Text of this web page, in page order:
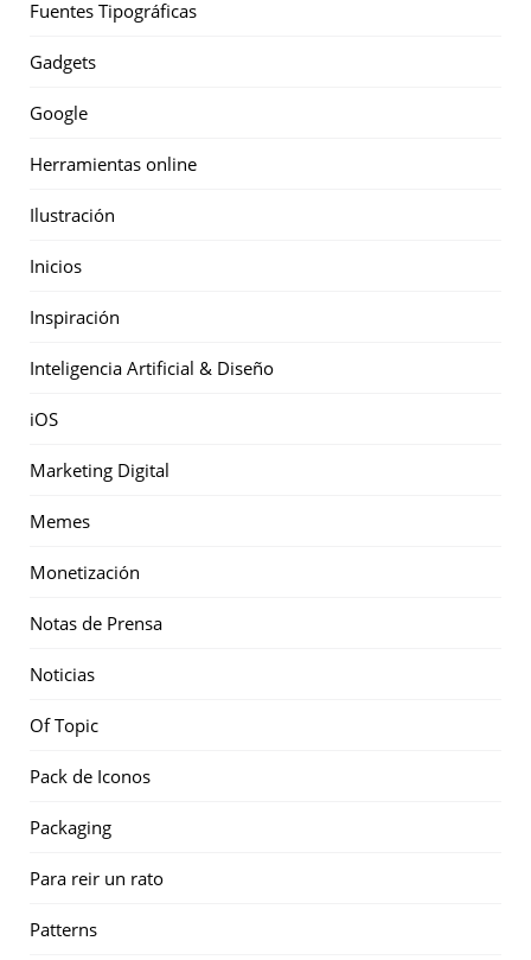
Fuentes Tipográficas
Gadgets
Google
Herramientas online
Ilustración
Inicios
Inspiración
Inteligencia Artificial & Diseño
iOS
Marketing Digital
Memes
Monetización
Notas de Prensa
Noticias
Of Topic
Pack de Iconos
Packaging
Para reir un rato
Patterns